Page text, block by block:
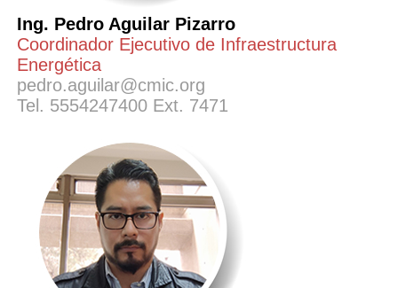
Ing. Pedro Aguilar Pizarro
Coordinador Ejecutivo de Infraestructura
Energética
pedro.aguilar@cmic.org
Tel. 5554247400 Ext. 7471